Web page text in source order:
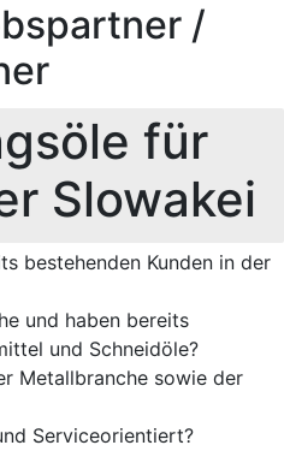
/
für
Slowakei
bestehenden Kunden in der
und haben bereits
und Schneidöle?
Metallbranche sowie der
Serviceorientiert?